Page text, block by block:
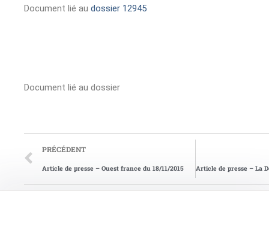
Document lié au dossier 12945
Document lié au dossier
PRÉCÉDENT
Article de presse – Ouest france du 18/11/2015